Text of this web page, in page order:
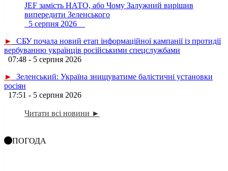
JEF замість НАТО, або Чому Залужний вирішив
випередити Зеленського
5 серпня 2026
►
СБУ почала новий етап інформаційної кампанії із протидії
вербуванню українців російськими спецслужбами
07:48 - 5 серпня 2026
►
Зеленський: Україна знищуватиме балістичні установки
росіян
17:51 - 5 серпня 2026
Читати всі новини ►
ПОГОДА